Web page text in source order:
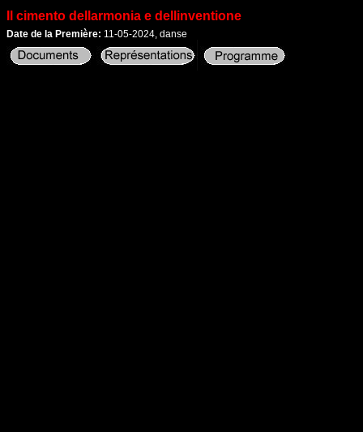
Il cimento dellarmonia e dellinventione
Date de la Première: 11-05-2024, danse